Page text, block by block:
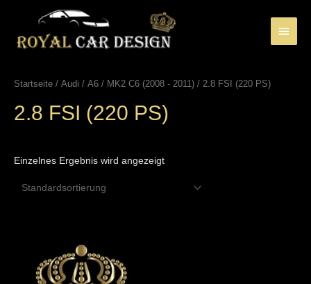
springen
Startseite / Audi / A6 / MK2 C6 (2008 - 2011) / 2.8 FSI (220 PS)
2.8 FSI (220 PS)
Einzelnes Ergebnis wird angezeigt